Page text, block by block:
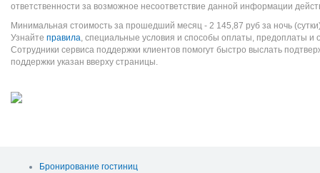
ответственности за возможное несоответствие данной информации
Минимальная стоимость за прошедший месяц - 2 145,87 руб за ночь
Узнайте правила, специальные условия и способы оплаты, предоплаты и
Сотрудники сервиса поддержки клиентов помогут быстро выслать
поддержки указан вверху страницы.
Бронирование гостиниц